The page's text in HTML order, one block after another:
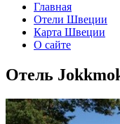
Главная
Отели Швеции
Карта Швеции
О сайте
Отель